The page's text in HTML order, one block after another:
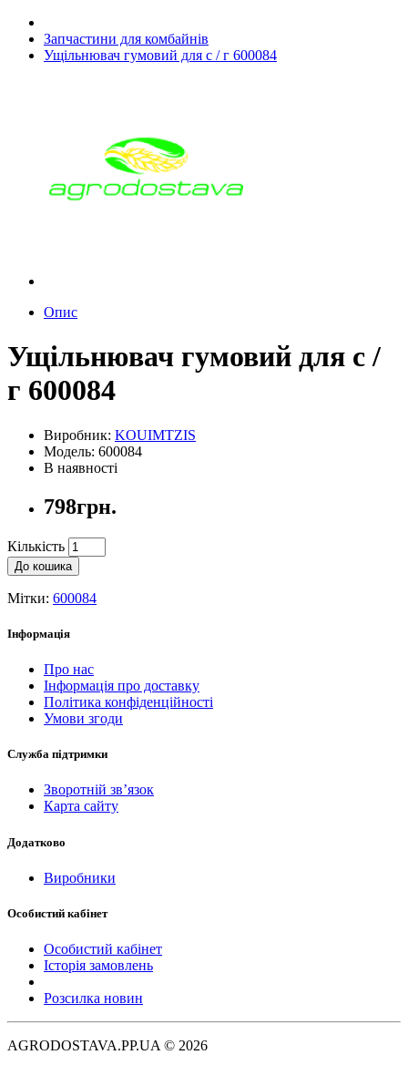
Запчастини для комбайнів
Ущільнювач гумовий для с / г 600084
Опис
Ущільнювач гумовий для с /
г 600084
Виробник: KOUIMTZIS
Модель: 600084
В наявності
798грн.
Кількість
До кошика
Мітки: 600084
Інформація
Про нас
Інформація про доставку
Політика конфіденційності
Умови згоди
Служба підтримки
Зворотній зв’язок
Карта сайту
Додатково
Виробники
Особистий кабінет
Особистий кабінет
Історія замовлень
Розсилка новин
AGRODOSTAVA.PP.UA © 2026